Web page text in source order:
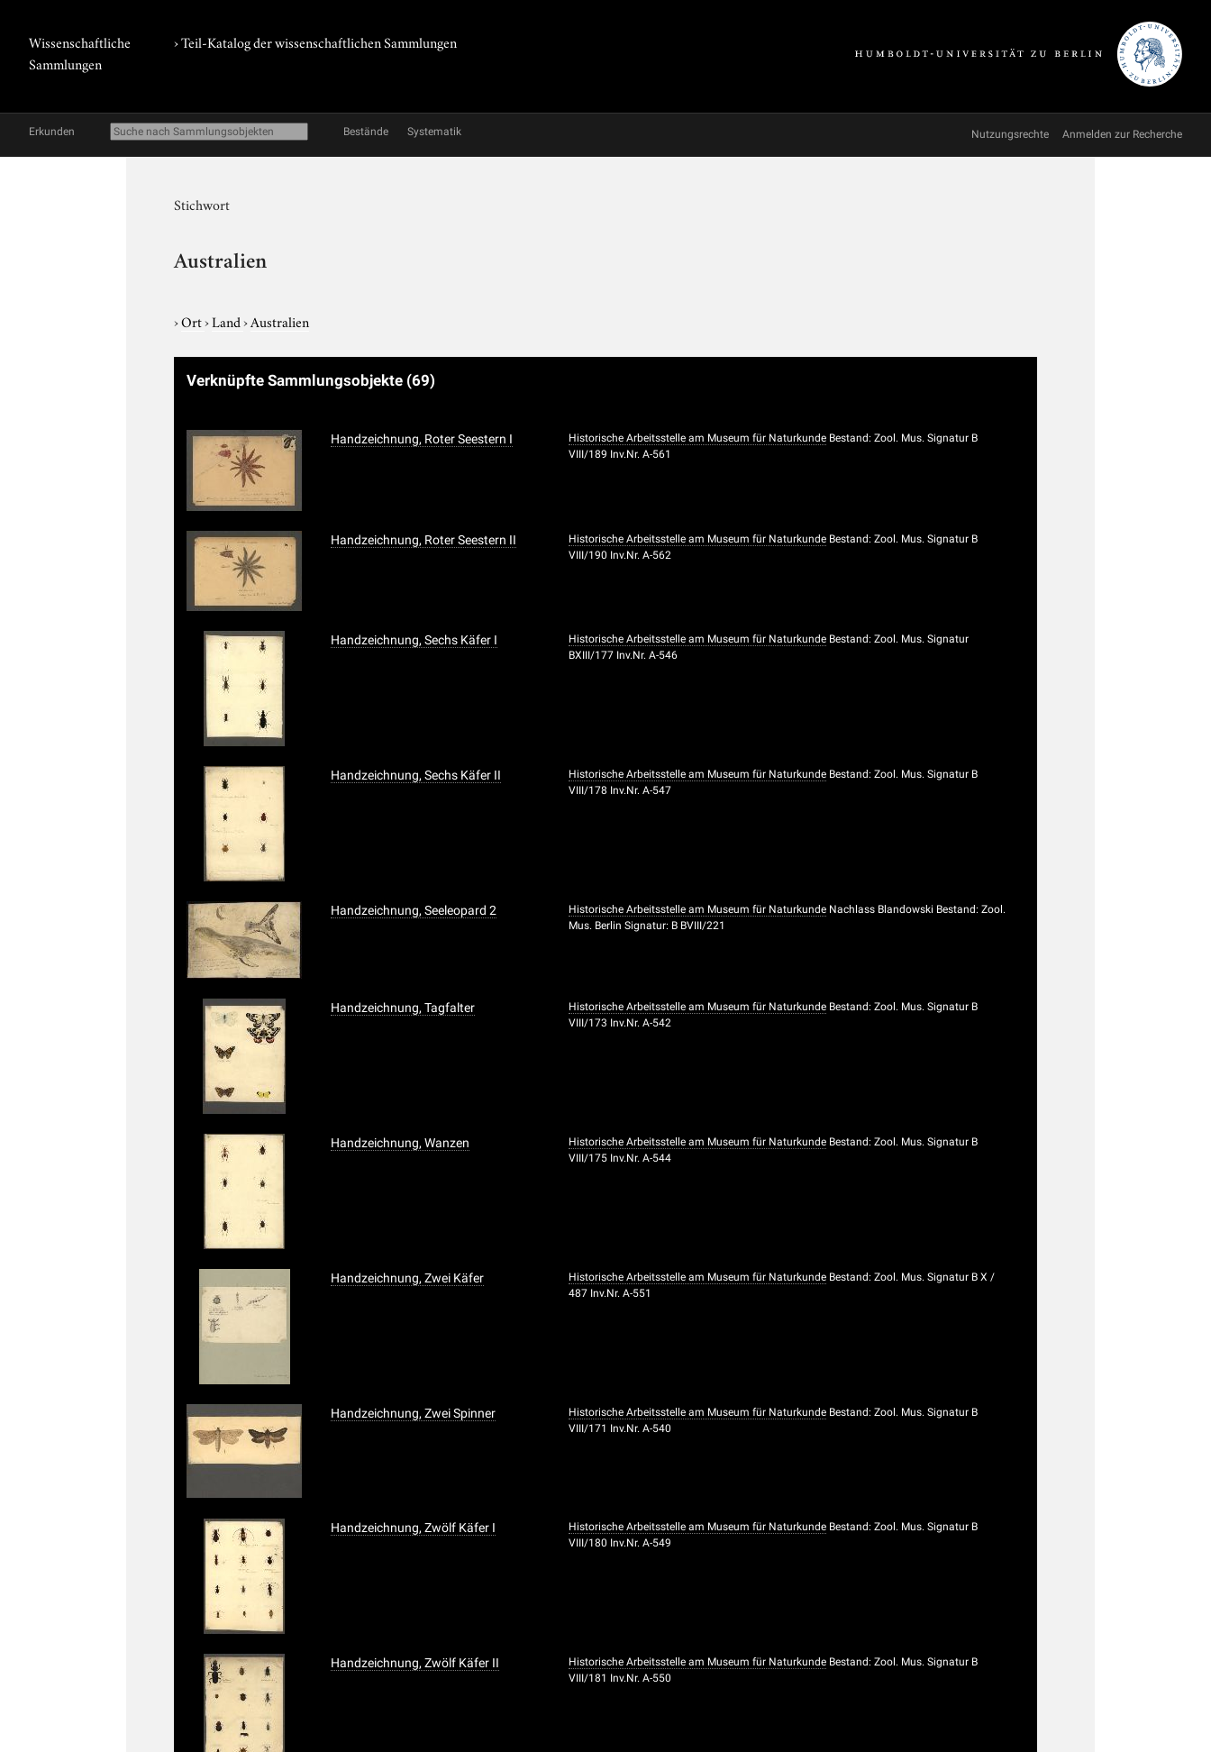
Wissenschaftliche
Sammlungen
› Teil-Katalog der wissenschaftlichen Sammlungen
Erkunden Bestände Systematik Nutzungsrechte Anmelden zur Recherche
Stichwort
Australien
›Ort›Land›Australien
Verknüpfte Sammlungsobjekte (69)
Handzeichnung, Roter Seestern I Historische Arbeitsstelle am Museum für Naturkunde Bestand: Zool. Mus. Signatur B
VIII/189 Inv.Nr. A-561
Handzeichnung, Roter Seestern II Historische Arbeitsstelle am Museum für Naturkunde Bestand: Zool. Mus. Signatur B
VIII/190 Inv.Nr. A-562
Handzeichnung, Sechs Käfer I Historische Arbeitsstelle am Museum für Naturkunde Bestand: Zool. Mus. Signatur
BXIII/177 Inv.Nr. A-546
Handzeichnung, Sechs Käfer II Historische Arbeitsstelle am Museum für Naturkunde Bestand: Zool. Mus. Signatur B
VIII/178 Inv.Nr. A-547
Handzeichnung, Seeleopard 2 Historische Arbeitsstelle am Museum für Naturkunde Nachlass Blandowski Bestand: Zool.
Mus. Berlin Signatur: B BVIII/221
Handzeichnung, Tagfalter Historische Arbeitsstelle am Museum für Naturkunde Bestand: Zool. Mus. Signatur B
VIII/173 Inv.Nr. A-542
Handzeichnung, Wanzen Historische Arbeitsstelle am Museum für Naturkunde Bestand: Zool. Mus. Signatur B
VIII/175 Inv.Nr. A-544
Handzeichnung, Zwei Käfer Historische Arbeitsstelle am Museum für Naturkunde Bestand: Zool. Mus. Signatur B X /
487 Inv.Nr. A-551
Handzeichnung, Zwei Spinner Historische Arbeitsstelle am Museum für Naturkunde Bestand: Zool. Mus. Signatur B
VIII/171 Inv.Nr. A-540
Handzeichnung, Zwölf Käfer I Historische Arbeitsstelle am Museum für Naturkunde Bestand: Zool. Mus. Signatur B
VIII/180 Inv.Nr. A-549
Handzeichnung, Zwölf Käfer II Historische Arbeitsstelle am Museum für Naturkunde Bestand: Zool. Mus. Signatur B
VIII/181 Inv.Nr. A-550